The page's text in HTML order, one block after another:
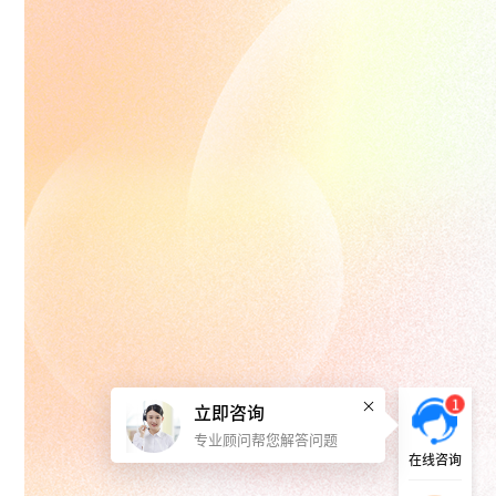
1
在线咨询
立即咨询
专业顾问帮您解答问题